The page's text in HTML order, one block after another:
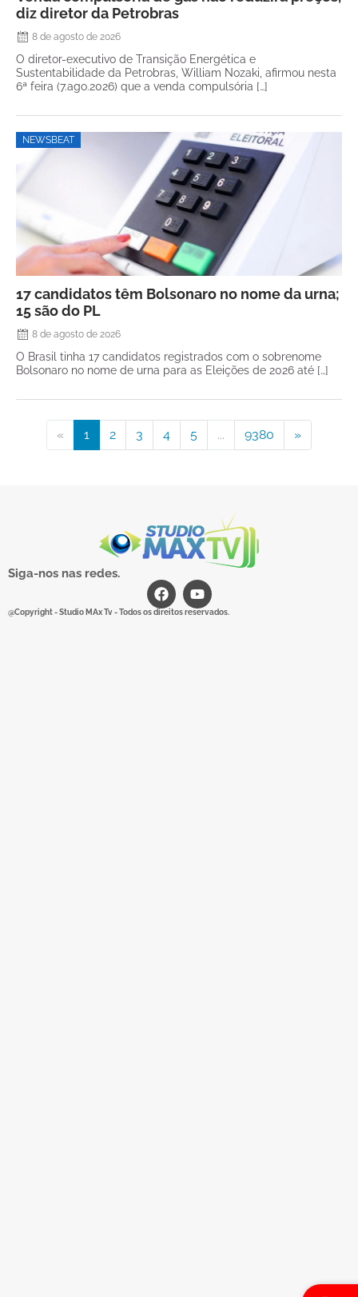
diz diretor da Petrobras
8 de agosto de 2026
O diretor-executivo de Transição Energética e
Sustentabilidade da Petrobras, William Nozaki, afirmou nesta
6ª feira (7.ago.2026) que a venda compulsória […]
NEWSBEAT
17 candidatos têm Bolsonaro no nome da urna;
15 são do PL
8 de agosto de 2026
O Brasil tinha 17 candidatos registrados com o sobrenome
Bolsonaro no nome de urna para as Eleições de 2026 até […]
« 1 2 3 4 5 ... 9380 »
Siga-nos nas redes.
@Copyright - Studio MAx Tv - Todos os direitos reservados.